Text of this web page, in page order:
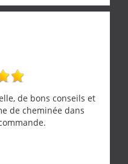
de bons conseils et
de cheminée dans